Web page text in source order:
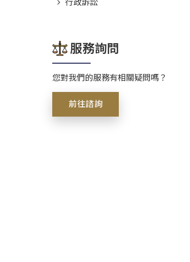
服務詢問
您對我們的服務有相關疑問嗎？
前往諮詢